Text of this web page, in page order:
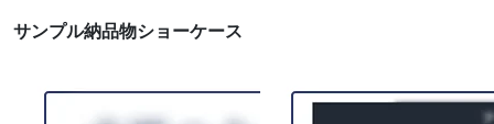
サンプル納品物ショーケース